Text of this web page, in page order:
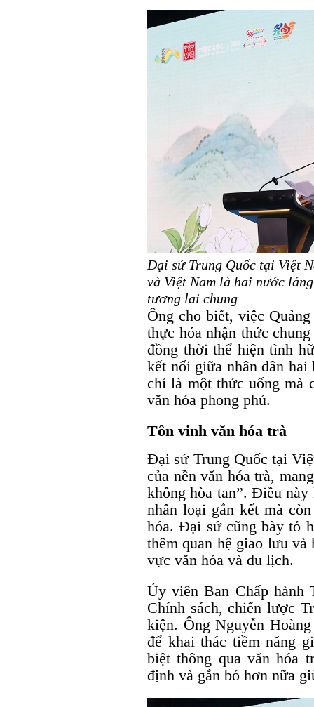
Đại sứ Trung Quốc tại Việt
và Việt Nam là hai nước
tương lai chung
Ông cho biết, việc
thực hóa nhận thức
đồng thời thể hiện tình
kết nối giữa nhân dân hai
chỉ là một thức uống mà
văn hóa phong phú.
Tôn vinh văn hóa trà
Đại sứ Trung Quốc tại
của nền văn hóa trà,
không hòa tan”. Điều
nhân loại gắn kết mà
hóa. Đại sứ cũng bày tỏ
thêm quan hệ giao lưu
vực văn hóa và du lịch.
Ủy viên Ban Chấp hành
Chính sách, chiến lược
kiện. Ông Nguyễn
để khai thác tiềm năng
biệt thông qua văn hóa
định và gắn bó hơn nữa